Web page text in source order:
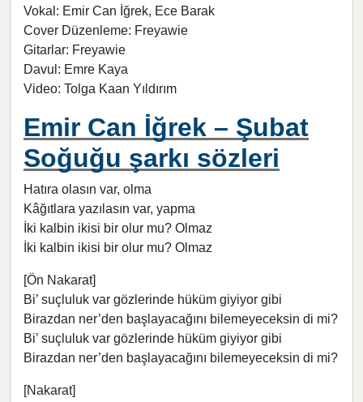
Vokal: Emir Can İğrek, Ece Barak
Cover Düzenleme: Freyawie
Gitarlar: Freyawie
Davul: Emre Kaya
Video: Tolga Kaan Yıldırım
Emir Can İğrek – Şubat
Soğuğu şarkı sözleri
Hatıra olasın var, olma
Kâğıtlara yazılasın var, yapma
İki kalbin ikisi bir olur mu? Olmaz
İki kalbin ikisi bir olur mu? Olmaz
[Ön Nakarat]
Bi’ suçluluk var gözlerinde hüküm giyiyor gibi
Birazdan ner’den başlayacağını bilemeyeceksin di mi?
Bi’ suçluluk var gözlerinde hüküm giyiyor gibi
Birazdan ner’den başlayacağını bilemeyeceksin di mi?
[Nakarat]